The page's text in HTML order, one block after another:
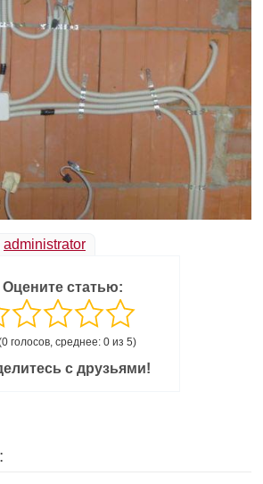
administrator
Оцените статью:
голосов, среднее: 0 из 5)
с друзьями!